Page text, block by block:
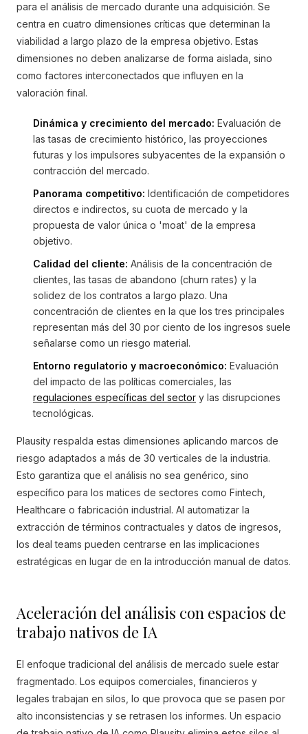
para el análisis de mercado durante una adquisición. Se
centra en cuatro dimensiones críticas que determinan la
viabilidad a largo plazo de la empresa objetivo. Estas
dimensiones no deben analizarse de forma aislada, sino
como factores interconectados que influyen en la
valoración final.
Dinámica y crecimiento del mercado: Evaluación de
las tasas de crecimiento histórico, las proyecciones
futuras y los impulsores subyacentes de la expansión o
contracción del mercado.
Panorama competitivo: Identificación de competidores
directos e indirectos, su cuota de mercado y la
propuesta de valor única o 'moat' de la empresa
objetivo.
Calidad del cliente: Análisis de la concentración de
clientes, las tasas de abandono (churn rates) y la
solidez de los contratos a largo plazo. Una
concentración de clientes en la que los tres principales
representan más del 30 por ciento de los ingresos suele
señalarse como un riesgo material.
Entorno regulatorio y macroeconómico: Evaluación
del impacto de las políticas comerciales, las
regulaciones específicas del sector y las disrupciones
tecnológicas.
Plausity respalda estas dimensiones aplicando marcos de
riesgo adaptados a más de 30 verticales de la industria.
Esto garantiza que el análisis no sea genérico, sino
específico para los matices de sectores como Fintech,
Healthcare o fabricación industrial. Al automatizar la
extracción de términos contractuales y datos de ingresos,
los deal teams pueden centrarse en las implicaciones
estratégicas en lugar de en la introducción manual de datos.
Aceleración del análisis con espacios de
trabajo nativos de IA
El enfoque tradicional del análisis de mercado suele estar
fragmentado. Los equipos comerciales, financieros y
legales trabajan en silos, lo que provoca que se pasen por
alto inconsistencias y se retrasen los informes. Un espacio